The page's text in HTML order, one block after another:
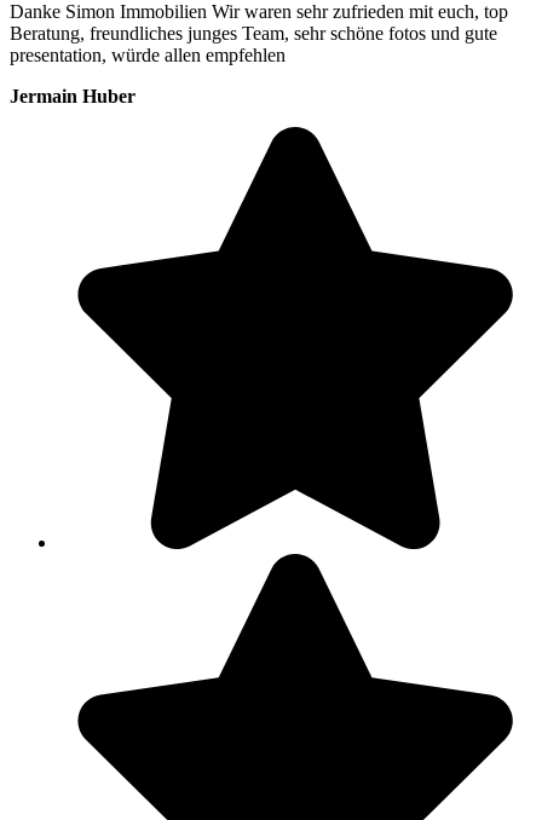
Danke Simon Immobilien Wir waren sehr zufrieden mit euch, top
Beratung, freundliches junges Team, sehr schöne fotos und gute
presentation, würde allen empfehlen
Jermain Huber